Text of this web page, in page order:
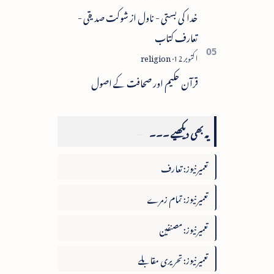
خدا کی بستی - ناول از شوکت صدیقی -
تعارف کتاب
قرآن حکیم اور صحافت کے اصول
یہ بھی دیکھیے ۔۔۔
تعمیرنیوز: تعارف
تعمیرنیوز: تمام زمرے
تعمیرنیوز: مصنفین
تعمیرنیوز: تحریری مقابلے